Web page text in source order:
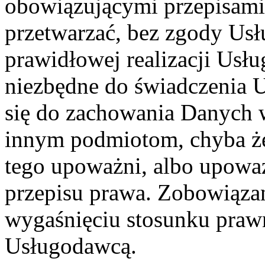
obowiązującymi
przetwarzać, bez zgody
prawidłowej realizacji
niezbędne do świadczenia
się do zachowania
innym podmiotom, chyba
tego upoważni, albo
przepisu prawa.
wygaśnięciu stosunku
Usługodawcą.